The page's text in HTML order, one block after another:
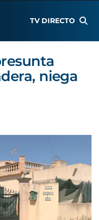
TV DIRECTO
niega